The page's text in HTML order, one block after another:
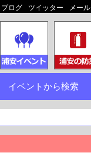
ブログ ツイッター メール
イベントから検索